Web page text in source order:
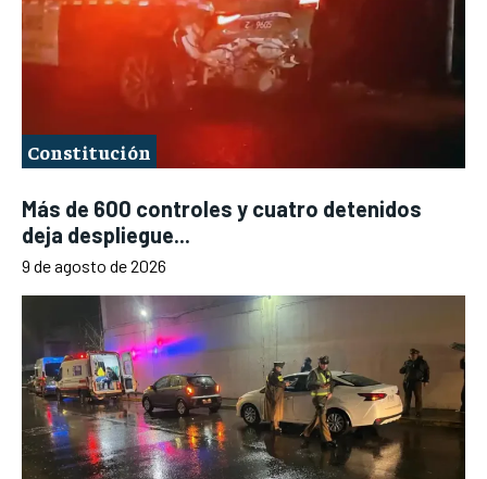
Constitución
Más de 600 controles y cuatro detenidos
deja despliegue...
9 de agosto de 2026